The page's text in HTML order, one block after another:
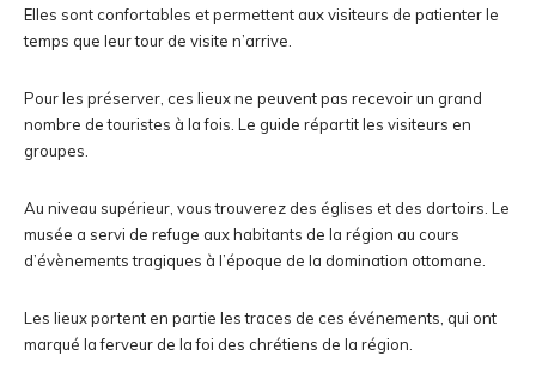
Elles sont confortables et permettent aux visiteurs de patienter le
temps que leur tour de visite n’arrive.
Pour les préserver, ces lieux ne peuvent pas recevoir un grand
nombre de touristes à la fois. Le guide répartit les visiteurs en
groupes.
Au niveau supérieur, vous trouverez des églises et des dortoirs. Le
musée a servi de refuge aux habitants de la région au cours
d’évènements tragiques à l’époque de la domination ottomane.
Les lieux portent en partie les traces de ces événements, qui ont
marqué la ferveur de la foi des chrétiens de la région.